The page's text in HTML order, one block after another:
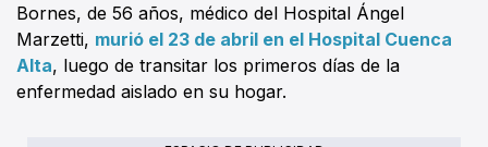
Bornes, de 56 años, médico del Hospital Ángel
Marzetti, murió el 23 de abril en el Hospital Cuenca
Alta, luego de transitar los primeros días de la
enfermedad aislado en su hogar.